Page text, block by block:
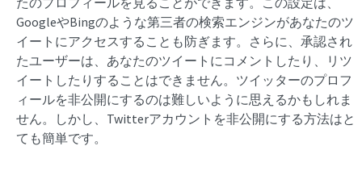
GoogleやBingのような第三者の検索エンジンがあなたのツ
イートにアクセスすることも防ぎます。さらに、承認され
たユーザーは、あなたのツイートにコメントしたり、リツ
イートしたりすることはできません。ツイッターのプロフ
ィールを非公開にするのは難しいように思えるかもしれま
せん。しかし、Twitterアカウントを非公開にする方法はと
ても簡単です。